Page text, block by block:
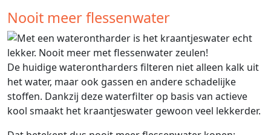
Nooit meer flessenwater
De huidige waterontharders filteren niet alleen kalk uit
het water, maar ook gassen en andere schadelijke
stoffen. Dankzij deze waterfilter op basis van actieve
kool smaakt het kraantjeswater gewoon veel lekkerder.